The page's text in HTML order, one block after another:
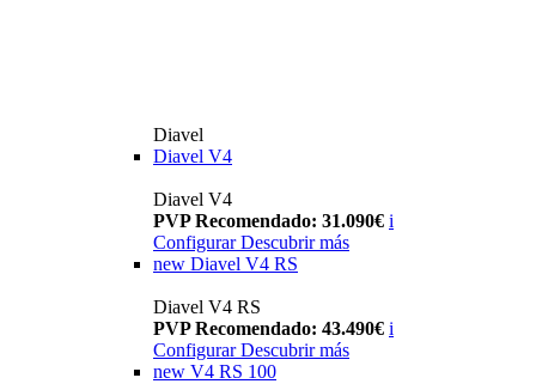
Diavel
Diavel V4
Diavel V4
PVP Recomendado: 31.090€ i
Configurar Descubrir más
new Diavel V4 RS
Diavel V4 RS
PVP Recomendado: 43.490€ i
Configurar Descubrir más
new V4 RS 100